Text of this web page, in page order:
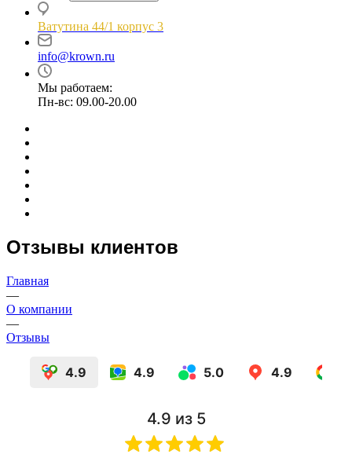
Ватутина 44/1 корпус 3
info@krown.ru
Мы работаем:
Пн-вс: 09.00-20.00
Отзывы клиентов
Главная
—
О компании
—
Отзывы
4.9 4.9 5.0 4.9
4.9 из 5